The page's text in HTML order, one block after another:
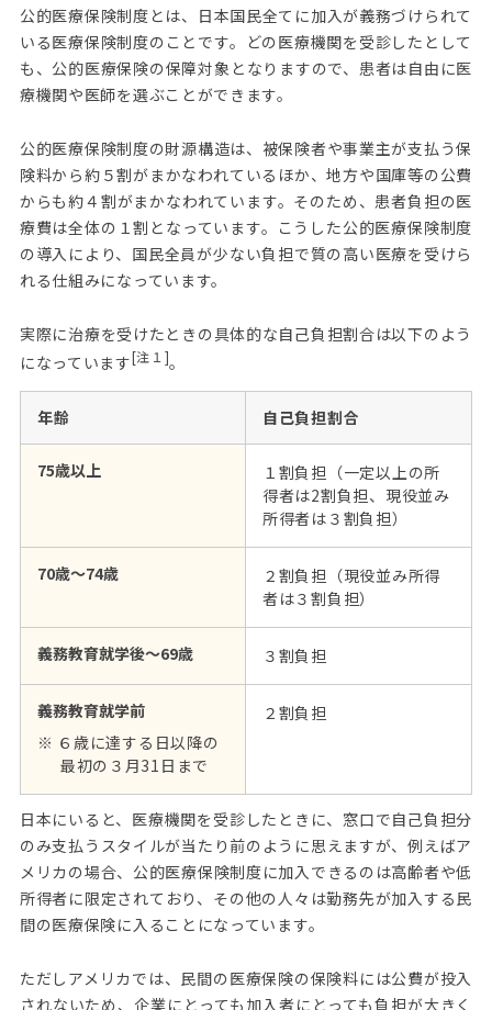
公的医療保険制度とは、日本国民全てに加入が義務づけられて
いる医療保険制度のことです。どの医療機関を受診したとして
も、公的医療保険の保障対象となりますので、患者は自由に医
療機関や医師を選ぶことができます。
公的医療保険制度の財源構造は、被保険者や事業主が支払う保
険料から約５割がまかなわれているほか、地方や国庫等の公費
からも約４割がまかなわれています。そのため、患者負担の医
療費は全体の１割となっています。こうした公的医療保険制度
の導入により、国民全員が少ない負担で質の高い医療を受けら
れる仕組みになっています。
実際に治療を受けたときの具体的な自己負担割合は以下のよう
になっています[注１]。
年齢 自己負担割合
75歳以上
１割負担（一定以上の所
得者は2割負担、現役並み
所得者は３割負担）
70歳～74歳
２割負担（現役並み所得
者は３割負担）
義務教育就学後～69歳 ３割負担
義務教育就学前
６歳に達する日以降の
最初の３月31日まで
２割負担
日本にいると、医療機関を受診したときに、窓口で自己負担分
のみ支払うスタイルが当たり前のように思えますが、例えばア
メリカの場合、公的医療保険制度に加入できるのは高齢者や低
所得者に限定されており、その他の人々は勤務先が加入する民
間の医療保険に入ることになっています。
ただしアメリカでは、民間の医療保険の保険料には公費が投入
されないため、企業にとっても加入者にとっても負担が大きく